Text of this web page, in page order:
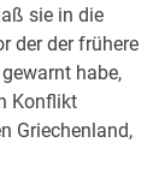
sie in die
der der frühere
habe,
Konflikt
Griechenland,